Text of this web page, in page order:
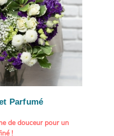
Parfumé
de douceur pour un
!